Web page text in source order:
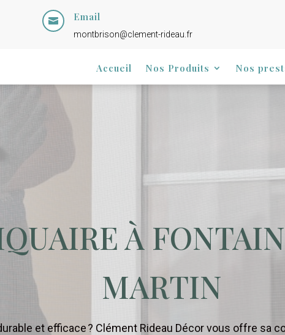
 Email
montbrison@clement-rideau.fr
Accueil Nos Produits Nos
À
MARTIN
et efficace ? Clément Rideau Décor vous offre sa